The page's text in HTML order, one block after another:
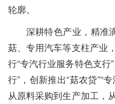
轮廓。
深耕特色产业，精准
菇、专用汽车等支柱产业
行“专汽行业服务特色支行
行”，创新推出“菇农贷”“
从原料采购到生产加工，